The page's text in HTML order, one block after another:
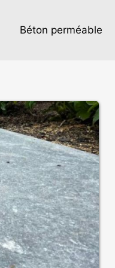
Béton perméable